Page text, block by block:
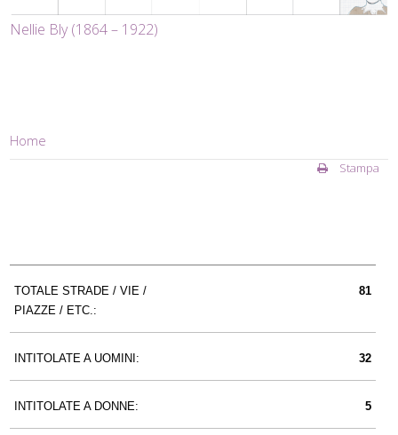
Nellie Bly (1864 – 1922)
Home
Stampa
TOTALE STRADE / VIE /
PIAZZE / ETC.:
81
INTITOLATE A UOMINI: 32
INTITOLATE A DONNE: 5